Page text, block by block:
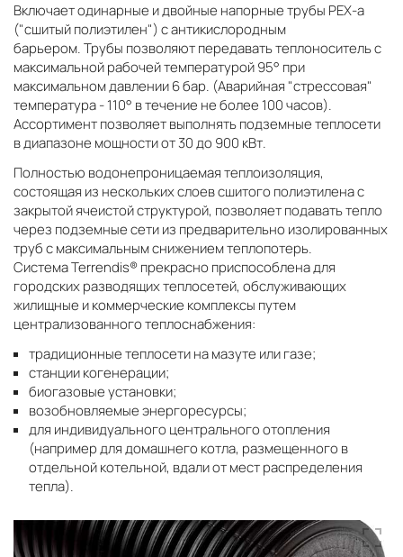
Включает одинарные и двойные напорные трубы PEХ-a
("сшитый полиэтилен") с антикислородным
барьером. Трубы позволяют передавать теплоноситель с
максимальной рабочей температурой 95° при
максимальном давлении 6 бар. (Аварийная "стрессовая"
температура - 110° в течение не более 100 часов).
Ассортимент позволяет выполнять подземные теплосети
в диапазоне мощности от 30 до 900 кВт.
Полностью водонепроницаемая теплоизоляция,
состоящая из нескольких слоев сшитого полиэтилена с
закрытой ячеистой структурой, позволяет подавать тепло
через подземные сети из предварительно изолированных
труб с максимальным снижением теплопотерь.
Система Terrendis® прекрасно приспособлена для
городских разводящих теплосетей, обслуживающих
жилищные и коммерческие комплексы путем
централизованного теплоснабжения:
традиционные теплосети на мазуте или газе;
станции когенерации;
биогазовые установки;
возобновляемые энергоресурсы;
для индивидуального центрального отопления
(например для домашнего котла, размещенного в
отдельной котельной, вдали от мест распределения
тепла).